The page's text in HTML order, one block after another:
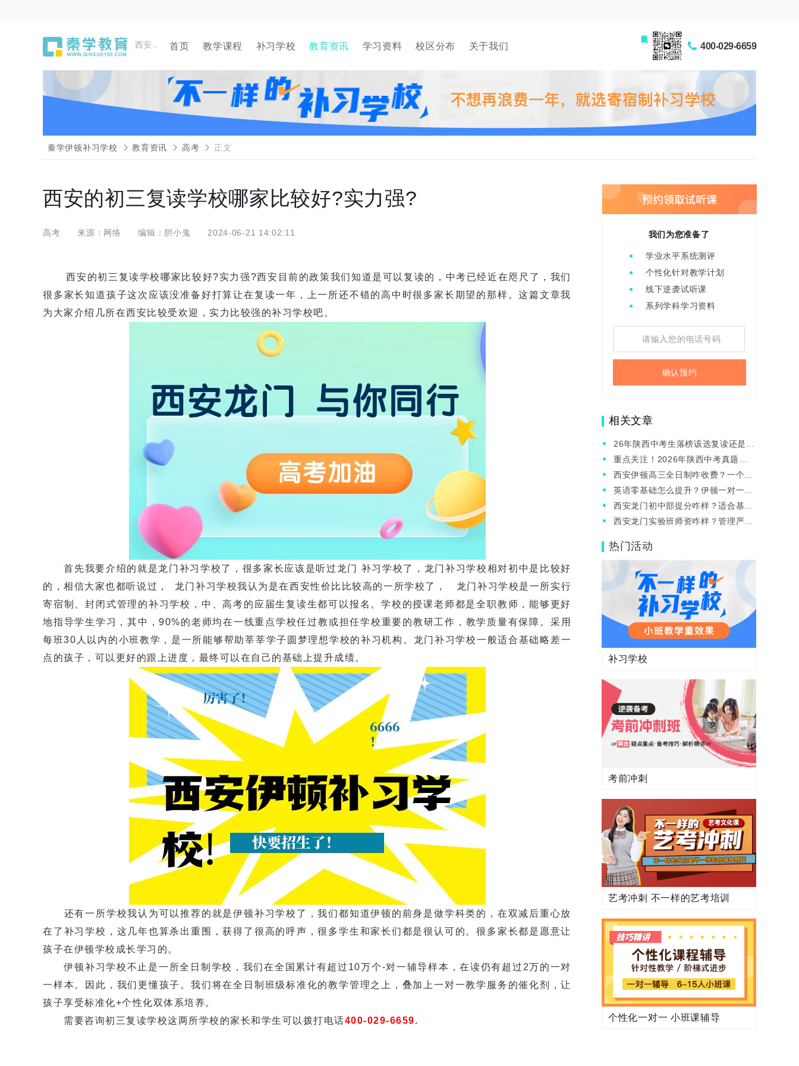
西安 首页 教学课程 补习学校 教育资讯 学习资料 校区分布 关于我们 400-029-6659
秦学伊顿补习学校 教育资讯 高考 正文
西安的初三复读学校哪家比较好?实力强?
高考 来源：网络 编辑：胆小鬼 2024-06-21 14:02:11
西安的初三复读学校哪家比较好?实力强?西安目前的政策我们知道是可以复读的，中考已经近在咫尺了，我们
很多家长知道孩子这次应该没准备好打算让在复读一年，上一所还不错的高中时很多家长期望的那样。这篇文章我
为大家介绍几所在西安比较受欢迎，实力比较强的补习学校吧。
首先我要介绍的就是龙门补习学校了，很多家长应该是听过龙门 补习学校了，龙门补习学校相对初中是比较好
的，相信大家也都听说过， 龙门补习学校我认为是在西安性价比比较高的一所学校了， 龙门补习学校是一所实行
寄宿制、封闭式管理的补习学校，中、高考的应届生复读生都可以报名。学校的授课老师都是全职教师，能够更好
地指导学生学习，其中，90%的老师均在一线重点学校任过教或担任学校重要的教研工作，教学质量有保障。采用
每班30人以内的小班教学，是一所能够帮助莘莘学子圆梦理想学校的补习机构。龙门补习学校一般适合基础略差一
点的孩子，可以更好的跟上进度，最终可以在自己的基础上提升成绩。
还有一所学校我认为可以推荐的就是伊顿补习学校了，我们都知道伊顿的前身是做学科类的，在双减后重心放
在了补习学校，这几年也算杀出重围，获得了很高的呼声，很多学生和家长们都是很认可的。很多家长都是愿意让
孩子在伊顿学校成长学习的。
伊顿补习学校不止是一所全日制学校，我们在全国累计有超过10万个-对一辅导样本，在读仍有超过2万的一对
一样本。因此，我们更懂孩子。我们将在全日制班级标准化的教学管理之上，叠加上一对一教学服务的催化剂，让
孩子享受标准化+个性化双体系培养。
需要咨询初三复读学校这两所学校的家长和学生可以拨打电话400-029-6659.
我们为您准备了
学业水平系统测评
个性化针对教学计划
线下逆袭试听课
系列学科学习资料
确认预约
相关文章
26年陕西中考生落榜该选复读还是职
高？中考复读学校怎么挑选？
重点关注！2026年陕西中考真题及
答案汇总（考后持续更新）
西安伊顿高三全日制咋收费？一个月
能提多少分？
英语零基础怎么提升？伊顿一对一好
吗？
西安龙门初中部提分咋样？适合基础
差的吗？
西安龙门实验班师资咋样？管理严
热门活动
补习学校
考前冲刺
艺考冲刺 不一样的艺考培训
个性化一对一 小班课辅导